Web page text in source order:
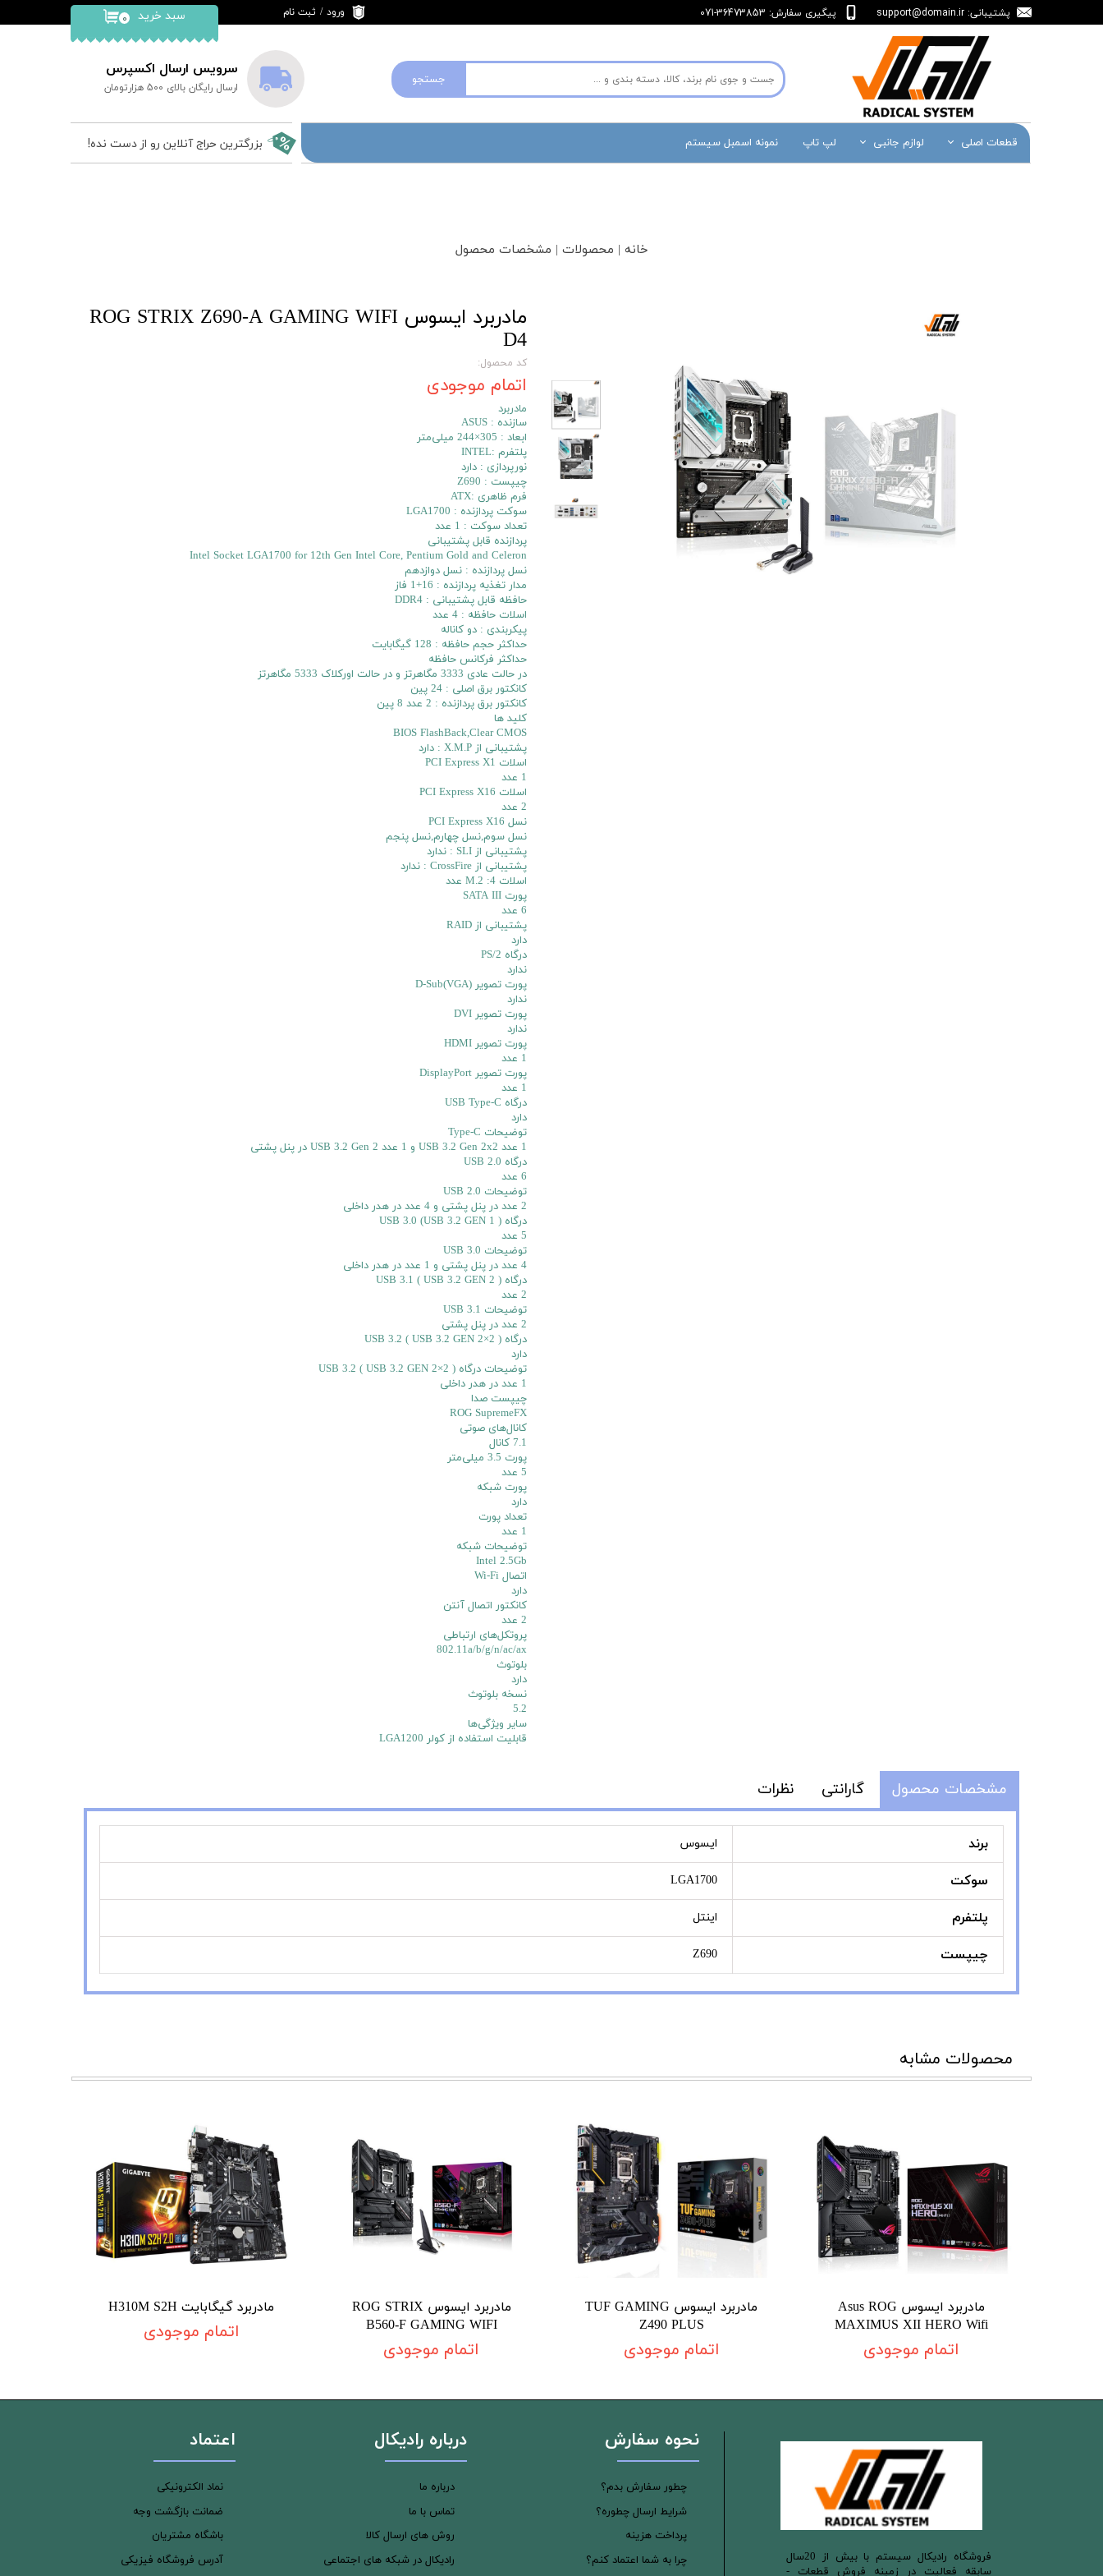
جستجو
سرویس ارسال اکسپرس
ارسال رایگان بالای 500 هزارتومان
پشتیبانی:support@domain.ir پیگیری سفارش: 36473853-071 ۰ سبد خرید ورود / ثبت نام
تغییر گذر واژه
سفارشات
خروج از حساب
قطعات اصلی لوازم جانبی لپ تاپ نمونه اسمبل سیستم بزرگترین حراج آنلاین رو از دست نده!
خانه | محصولات | مشخصات محصول
مادربرد ایسوس ROG STRIX Z690-A GAMING WIFI
D4
کد محصول:
اتمام موجودی
مادربرد
سازنده : ASUS
ابعاد : 305×244 میلی‌متر
پلتفرم :INTEL
نورپردازی : دارد
چیپست : Z690
فرم ظاهری :ATX
سوکت پردازنده : LGA1700
تعداد سوکت : 1 عدد
پردازنده‌ قابل پشتیبانی
Intel Socket LGA1700 for 12th Gen Intel Core, Pentium Gold and Celeron
نسل پردازنده : نسل دوازدهم
مدار تغذیه پردازنده : 16+1 فاز
حافظه قابل پشتیبانی : DDR4
اسلات حافظه : 4 عدد
پیکربندی : دو کاناله
حداکثر حجم حافظه : 128 گیگابایت
حداکثر فرکانس حافظه
در حالت عادی 3333 مگاهرتز و در حالت اورکلاک 5333 مگاهرتز
کانکتور برق اصلی : 24 پین
کانکتور برق پردازنده : 2 عدد 8 پین
کلید ها
BIOS FlashBack,Clear CMOS
پشتیبانی از X.M.P : دارد
اسلات PCI Express X1
1 عدد
اسلات PCI Express X16
2 عدد
نسل PCI Express X16
نسل سوم,نسل چهارم,نسل پنجم
پشتیبانی از SLI : ندارد
پشتیبانی از CrossFire : ندارد
اسلات M.2 :4 عدد
پورت SATA III
6 عدد
پشتیبانی از RAID
دارد
درگاه PS/2
ندارد
پورت تصویر D-Sub(VGA)
ندارد
پورت تصویر DVI
ندارد
پورت تصویر HDMI
1 عدد
پورت تصویر DisplayPort
1 عدد
درگاه USB Type-C
دارد
توضیحات Type-C
1 عدد USB 3.2 Gen 2x2 و 1 عدد USB 3.2 Gen 2 در پنل پشتی
درگاه USB 2.0
6 عدد
توضیحات USB 2.0
2 عدد در پنل پشتی و 4 عدد در هدر داخلی
درگاه USB 3.0 (USB 3.2 GEN 1 )
5 عدد
توضیحات USB 3.0
4 عدد در پنل پشتی و 1 عدد در هدر داخلی
درگاه USB 3.1 ( USB 3.2 GEN 2 )
2 عدد
توضیحات USB 3.1
2 عدد در پنل پشتی
درگاه USB 3.2 ( USB 3.2 GEN 2×2 )
دارد
توضیحات درگاه USB 3.2 ( USB 3.2 GEN 2×2 )
1 عدد در هدر داخلی
چیپست صدا
ROG SupremeFX
کانال‌های صوتی
7.1 کانال
پورت 3.5 میلی‌متر
5 عدد
پورت شبکه
دارد
تعداد پورت
1 عدد
توضیحات شبکه
Intel 2.5Gb
اتصال Wi-Fi
دارد
کانکتور اتصال آنتن
2 عدد
پروتکل‌های ارتباطی
802.11a/b/g/n/ac/ax
بلوتوث
دارد
نسخه بلوتوث
5.2
سایر ویژگی‌ها
قابلیت استفاده از کولر LGA1200
مشخصات محصول گارانتی نظرات
برند ایسوس
سوکت LGA1700
پلتفرم اینتل
چیپست Z690
محصولات مشابه
مادربرد ایسوس Asus ROG
MAXIMUS XII HERO Wifi
اتمام موجودی
مادربرد ایسوس TUF GAMING
Z490 PLUS
اتمام موجودی
مادربرد ایسوس ROG STRIX
B560-F GAMING WIFI
اتمام موجودی
مادربرد گیگابایت H310M S2H
اتمام موجودی
​فروشگاه رادیکال سیستم با بیش از 20سال
سابقه فعالیت در زمینه فروش قطعات -
نحوه سفارش
چطور سفارش بدم؟
شرایط ارسال چطوره؟
پرداخت هزینه
چرا به شما اعتماد کنم؟
اعتماد
نماد الکترونیکی
ضمانت بازگشت وجه
باشگاه مشتریان
آدرس فروشگاه فیزیکی
درباره رادیکال
درباره ما
تماس با ما
روش های ارسال کالا
رادیکال در شبکه های اجتماعی